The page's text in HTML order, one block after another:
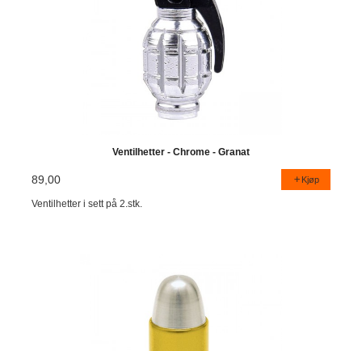
Ventilhetter - Chrome - Granat
89,00 Kjøp
Ventilhetter i sett på 2.stk.